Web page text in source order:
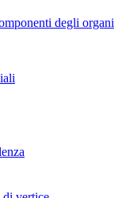
degli organi